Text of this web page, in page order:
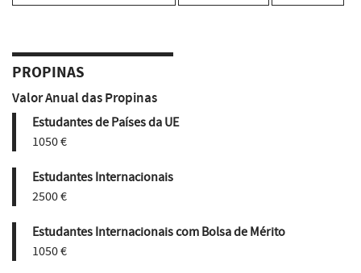
PROPINAS
Valor Anual das Propinas
Estudantes de Países da UE
1050 €
Estudantes Internacionais
2500 €
Estudantes Internacionais com Bolsa de Mérito
1050 €